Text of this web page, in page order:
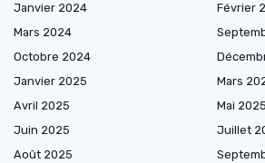
Janvier 2024
Février
Mars 2024
Octobre 2024
Janvier 2025
Mars
Avril 2025
Mai 2025
Juin 2025
Juillet
Août 2025